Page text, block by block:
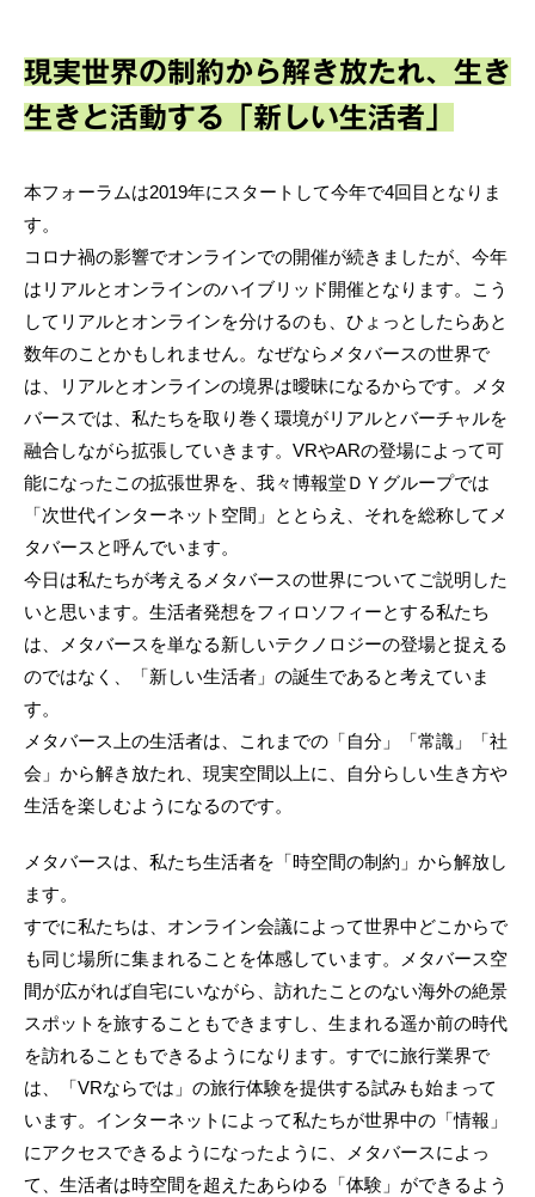
現実世界の制約から解き放たれ、生き
生きと活動する「新しい生活者」
本フォーラムは2019年にスタートして今年で4回目となりま
す。
コロナ禍の影響でオンラインでの開催が続きましたが、今年
はリアルとオンラインのハイブリッド開催となります。こう
してリアルとオンラインを分けるのも、ひょっとしたらあと
数年のことかもしれません。なぜならメタバースの世界で
は、リアルとオンラインの境界は曖昧になるからです。メタ
バースでは、私たちを取り巻く環境がリアルとバーチャルを
融合しながら拡張していきます。VRやARの登場によって可
能になったこの拡張世界を、我々博報堂ＤＹグループでは
「次世代インターネット空間」ととらえ、それを総称してメ
タバースと呼んでいます。
今日は私たちが考えるメタバースの世界についてご説明した
いと思います。生活者発想をフィロソフィーとする私たち
は、メタバースを単なる新しいテクノロジーの登場と捉える
のではなく、「新しい生活者」の誕生であると考えていま
す。
メタバース上の生活者は、これまでの「自分」「常識」「社
会」から解き放たれ、現実空間以上に、自分らしい生き方や
生活を楽しむようになるのです。
メタバースは、私たち生活者を「時空間の制約」から解放し
ます。
すでに私たちは、オンライン会議によって世界中どこからで
も同じ場所に集まれることを体感しています。メタバース空
間が広がれば自宅にいながら、訪れたことのない海外の絶景
スポットを旅することもできますし、生まれる遥か前の時代
を訪れることもできるようになります。すでに旅行業界で
は、「VRならでは」の旅行体験を提供する試みも始まって
います。インターネットによって私たちが世界中の「情報」
にアクセスできるようになったように、メタバースによっ
て、生活者は時空間を超えたあらゆる「体験」ができるよう